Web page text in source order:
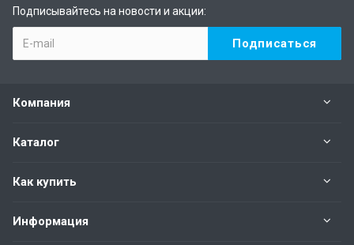
Подписывайтесь на новости и акции:
Компания
Каталог
Как купить
Информация